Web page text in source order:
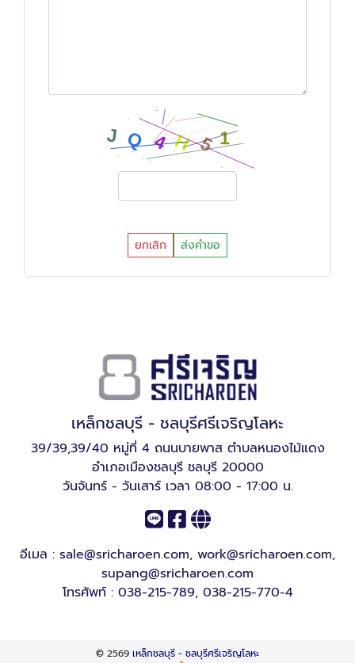
ยกเลิก ส่งคำขอ
เหล็กชลบุรี - ชลบุรีศรีเจริญโลหะ
39/39,39/40 หมู่ที่ 4 ถนนบายพาส ตำบลหนองไม้แดง
อำเภอเมืองชลบุรี ชลบุรี 20000
วันจันทร์ - วันเสาร์ เวลา 08:00 - 17:00 น.
อีเมล : sale@sricharoen.com, work@sricharoen.com,
supang@sricharoen.com
โทรศัพท์ : 038-215-789, 038-215-770-4
© 2569 เหล็กชลบุรี - ชลบุรีศรีเจริญโลหะ